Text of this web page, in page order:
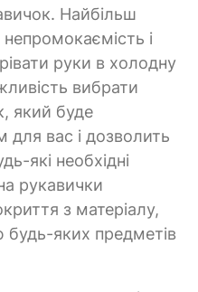
Найбільш
непромокаємість і
руки в холодну
вибрати
який буде
для вас і дозволить
які необхідні
рукавички
з матеріалу,
будь-яких предметів